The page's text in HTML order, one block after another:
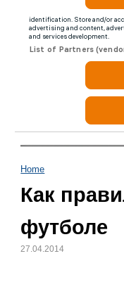
Home
Как
футболе
27.04.2014